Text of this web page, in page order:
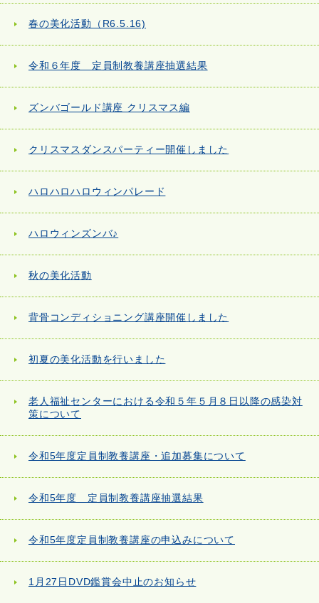
春の美化活動（R6.5.16)
令和６年度 定員制教養講座抽選結果
ズンバゴールド講座 クリスマス編
クリスマスダンスパーティー開催しました
ハロハロハロウィンパレード
ハロウィンズンバ♪
秋の美化活動
背骨コンディショニング講座開催しました
初夏の美化活動を行いました
老人福祉センターにおける令和５年５月８日以降の感染対
策について
令和5年度定員制教養講座・追加募集について
令和5年度 定員制教養講座抽選結果
令和5年度定員制教養講座の申込みについて
1月27日DVD鑑賞会中止のお知らせ